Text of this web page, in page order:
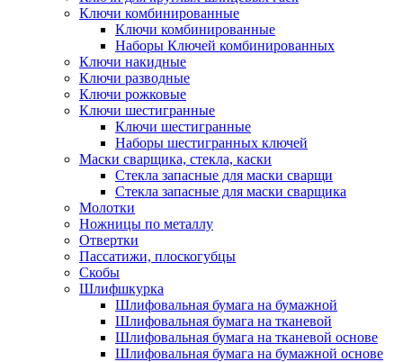
Ключи комбинированные
Ключи комбинированные
Наборы Ключей комбинированных
Ключи накидные
Ключи разводные
Ключи рожковые
Ключи шестигранные
Ключи шестигранные
Наборы шестигранных ключей
Маски сварщика, стекла, каски
Стекла запасные для маски сварщи
Стекла запасные для маски сварщика
Молотки
Ножницы по металлу
Отвертки
Пассатижи, плоскогубцы
Скобы
Шлифшкурка
Шлифовальная бумага на бумажной
Шлифовальная бумага на тканевой
Шлифовальная бумага на тканевой основе
Шлифовальная бумага на бумажной основе